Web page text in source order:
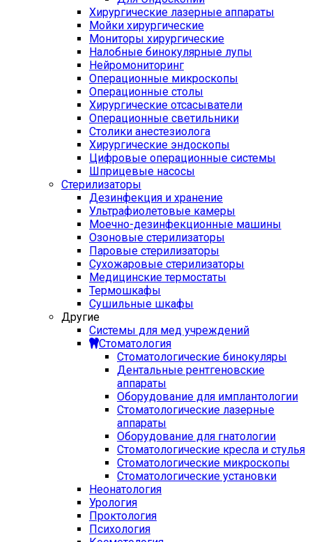
Хирургические лазерные аппараты
Мойки хирургические
Мониторы хирургические
Налобные бинокулярные лупы
Нейромониторинг
Операционные микроскопы
Операционные столы
Хирургические отсасыватели
Операционные светильники
Столики анестезиолога
Хирургические эндоскопы
Цифровые операционные системы
Шприцевые насосы
Стерилизаторы
Дезинфекция и хранение
Ультрафиолетовые камеры
Моечно-дезинфекционные машины
Озоновые стерилизаторы
Паровые стерилизаторы
Сухожаровые стерилизаторы
Медицинские термостаты
Термошкафы
Сушильные шкафы
Другие
Системы для мед учреждений
Стоматология
Стоматологические бинокуляры
Дентальные рентгеновские
аппараты
Оборудование для имплантологии
Стоматологические лазерные
аппараты
Оборудование для гнатологии
Стоматологические кресла и стулья
Стоматологические микроскопы
Стоматологические установки
Неонатология
Урология
Проктология
Психология